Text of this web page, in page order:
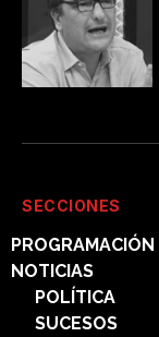
SECCIONES
PROGRAMACIÓN
NOTICIAS
POLÍTICA
SUCESOS